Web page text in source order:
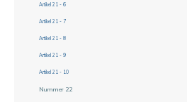
Artikel 21 - 6
Artikel 21 - 7
Artikel 21 - 8
Artikel 21 - 9
Artikel 21 - 10
Nummer 22